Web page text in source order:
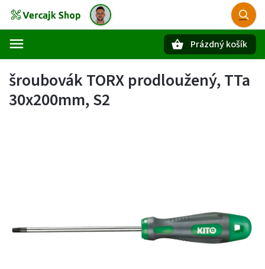
Prázdný košík
šroubovák TORX prodloužený, TTa
30x200mm, S2